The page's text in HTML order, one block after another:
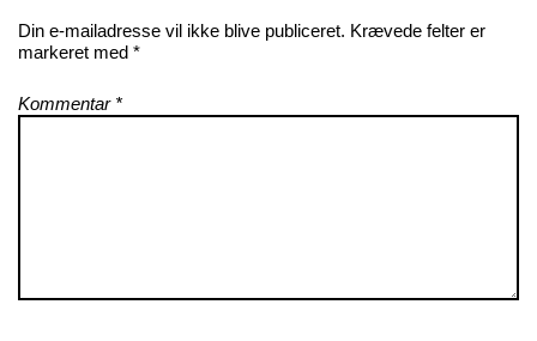
Din e-mailadresse vil ikke blive publiceret. Krævede felter er
markeret med *
Kommentar *